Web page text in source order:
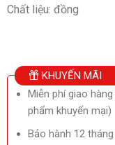
Chất liệu: đồng
KHUYẾN MÃI
Miễn phí giao
phẩm khuyến mại)
Bảo hành 12